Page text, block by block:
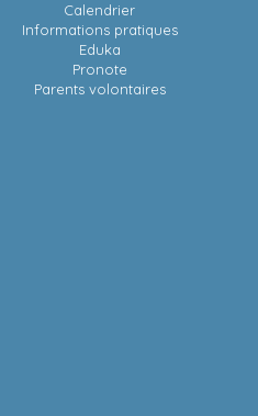
Calendrier
Informations pratiques
Eduka
Pronote
Parents volontaires